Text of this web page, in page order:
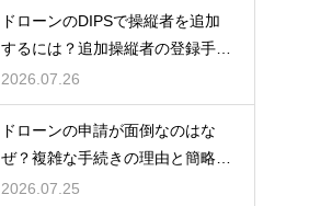
ドローンのDIPSで操縦者を追加
するには？追加操縦者の登録手順
を解説
2026.07.26
ドローンの申請が面倒なのはな
ぜ？複雑な手続きの理由と簡略化
の動向
2026.07.25